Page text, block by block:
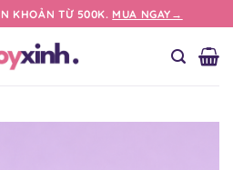
KHOẢN TỪ 500K. MUA NGAY→